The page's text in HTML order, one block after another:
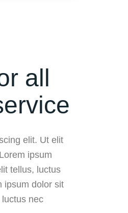
all
elit. Ut elit
ipsum
tellus, luctus
ipsum dolor sit
nec